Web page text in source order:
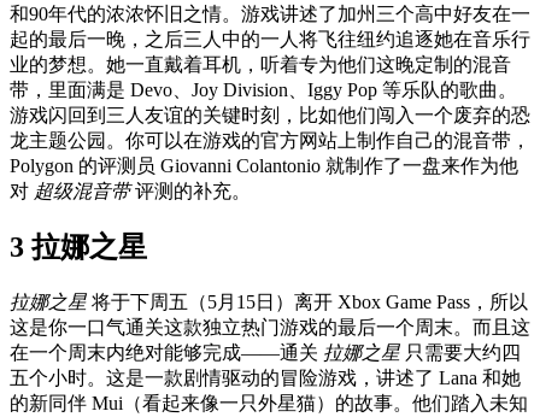
和90年代的浓浓怀旧之情。游戏讲述了加州三个高中好友在一
起的最后一晚，之后三人中的一人将飞往纽约追逐她在音乐行
业的梦想。她一直戴着耳机，听着专为他们这晚定制的混音
带，里面满是 Devo、Joy Division、Iggy Pop 等乐队的歌曲。
游戏闪回到三人友谊的关键时刻，比如他们闯入一个废弃的恐
龙主题公园。你可以在游戏的官方网站上制作自己的混音带，
Polygon 的评测员 Giovanni Colantonio 就制作了一盘来作为他
对 超级混音带评测的补充。
3 拉娜之星
拉娜之星 将于下周五（5月15日）离开 Xbox Game Pass，所以
这是你一口气通关这款独立热门游戏的最后一个周末。而且这
在一个周末内绝对能够完成——通关 拉娜之星 只需要大约四
五个小时。这是一款剧情驱动的冒险游戏，讲述了 Lana 和她
的新同伴 Mui（看起来像一只外星猫）的故事。他们踏入未知